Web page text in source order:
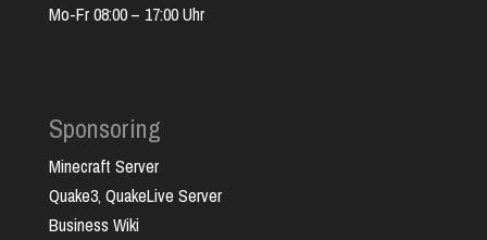
Mo-Fr 08:00 – 17:00 Uhr
Sponsoring
Minecraft Server
Quake3, QuakeLive Server
Business Wiki